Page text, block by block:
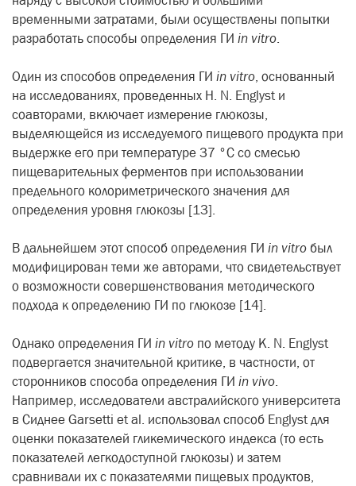
временными затратами, были осуществлены попытки
разработать способы определения ГИ in vitro.
Один из способов определения ГИ in vitro, основанный
на исследованиях, проведенных Н. N. Englyst и
соавторами, включает измерение глюкозы,
выделяющейся из исследуемого пищевого продукта при
выдержке его при температуре 37 °C со смесью
пищеварительных ферментов при использовании
предельного колориметрического значения для
определения уровня глюкозы [13].
В дальнейшем этот способ определения ГИ in vitro был
модифицирован теми же авторами, что свидетельствует
о возможности совершенствования методического
подхода к определению ГИ по глюкозе [14].
Однако определения ГИ in vitro по методу K. N. Englyst
подвергается значительной критике, в частности, от
сторонников способа определения ГИ in vivo.
Например, исследователи австралийского университета
в Сиднее Garsetti et al. использовал способ Englyst для
оценки показателей гликемического индекса (то есть
показателей легкодоступной глюкозы) и затем
сравнивали их с показателями пищевых продуктов,